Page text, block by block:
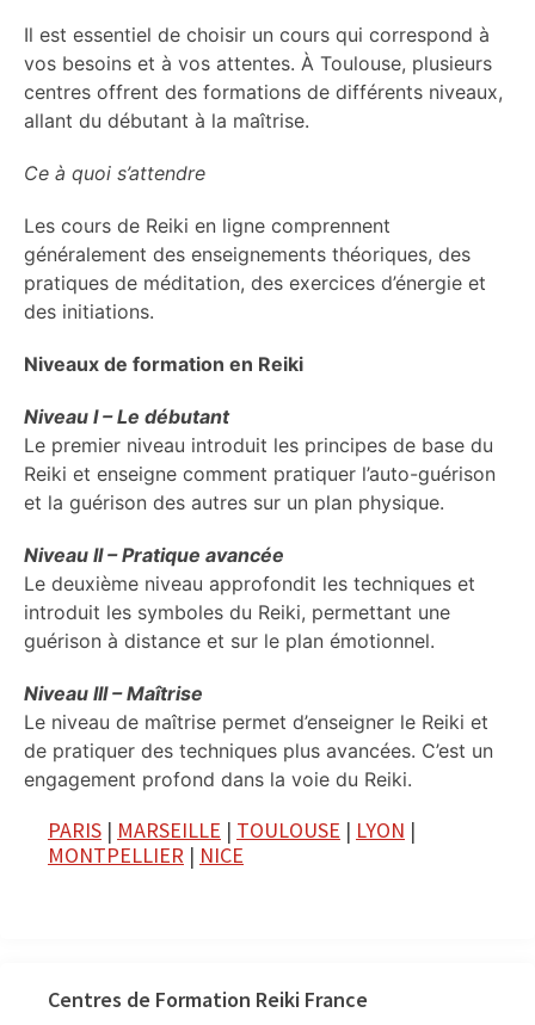
Il est essentiel de choisir un cours qui correspond à
vos besoins et à vos attentes. À Toulouse, plusieurs
centres offrent des formations de différents niveaux,
allant du débutant à la maîtrise.
Ce à quoi s’attendre
Les cours de Reiki en ligne comprennent
généralement des enseignements théoriques, des
pratiques de méditation, des exercices d’énergie et
des initiations.
Niveaux de formation en Reiki
Niveau I – Le débutant
Le premier niveau introduit les principes de base du
Reiki et enseigne comment pratiquer l’auto-guérison
et la guérison des autres sur un plan physique.
Niveau II – Pratique avancée
Le deuxième niveau approfondit les techniques et
introduit les symboles du Reiki, permettant une
guérison à distance et sur le plan émotionnel.
Niveau III – Maîtrise
Le niveau de maîtrise permet d’enseigner le Reiki et
de pratiquer des techniques plus avancées. C’est un
engagement profond dans la voie du Reiki.
PARIS | MARSEILLE | TOULOUSE | LYON |
MONTPELLIER | NICE
Centres de Formation Reiki France